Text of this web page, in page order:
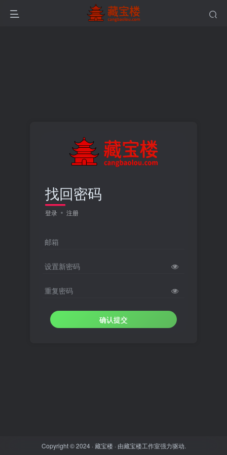
找回密码
登录 注册
邮箱
设置新密码
重复密码
确认提交
Copyright © 2024 ·藏宝楼· 由藏宝楼工作室强力驱动.